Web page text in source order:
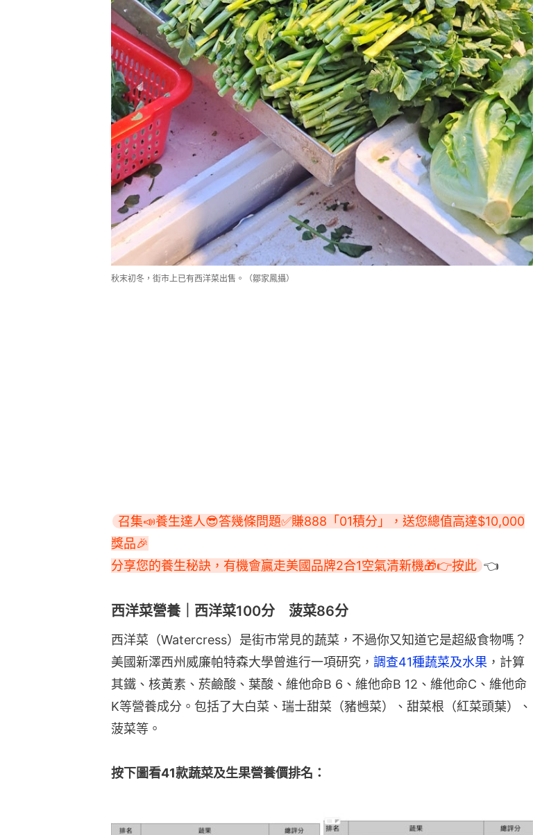
秋末初冬，街市上已有西洋菜出售。（鄒家鳳攝）
召集📣養生達人😎答幾條問題✅賺888「01積分」，送您總值高達$10,000
獎品🎉
分享您的養生秘訣，有機會贏走美國品牌2合1空氣清新機🎁👉按此 👈
西洋菜營養｜西洋菜100分 菠菜86分
西洋菜（Watercress）是街市常見的蔬菜，不過你又知道它是超級食物嗎？
美國新澤西州威廉帕特森大學曾進行一項研究， 調查41種蔬菜及水果 ，計算
其鐵、核黃素、菸鹼酸、葉酸、維他命B 6、維他命B 12、維他命C、維他命
K等營養成分。包括了大白菜、瑞士甜菜（豬乸菜）、甜菜根（紅菜頭葉）、
菠菜等。
按下圖看41款蔬菜及生果營養價排名：